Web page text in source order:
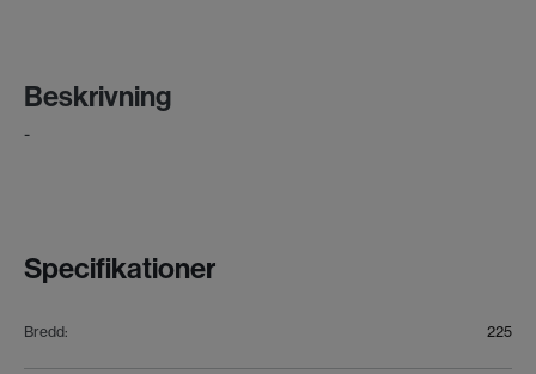
Beskrivning
-
Specifikationer
Bredd: 225